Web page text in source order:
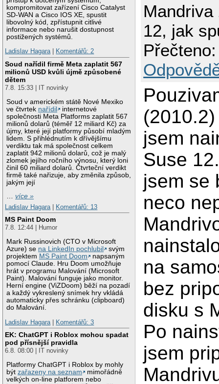
kompromitovat zařízení Cisco Catalyst
SD-WAN a Cisco IOS XE, spustit
libovolný kód, zpřístupnit citlivé
informace nebo narušit dostupnost
postižených systémů.
Ladislav Hagara| Komentářů: 2
Soud nařídil firmě Meta zaplatit 567
milionů USD kvůli újmě způsobené
dětem
7.8. 15:33 | IT novinky
Soud v americkém státě Nové Mexiko
ve čtvrtek nařídil
internetové
společnosti Meta Platforms zaplatit 567
milionů dolarů (téměř 12 miliard Kč) za
újmy, které její platformy působí mladým
lidem. S přihlédnutím k dřívějšímu
verdiktu tak má společnost celkem
zaplatit 942 milionů dolarů, což je malý
zlomek jejího ročního výnosu, který loni
činil 60 miliard dolarů. Čtvrteční verdikt
firmě také nařizuje, aby změnila způsob,
jakým její
…více »
Ladislav Hagara
Komentářů: 13
MS Paint Doom
7.8. 12:44 | Humor
Mark Russinovich (CTO v Microsoft
Azure) se na LinkedIn pochlubil
svým
projektem MS Paint Doom
napsaným
pomocí Claude. Hru Doom umožňuje
hrát v programu Malování (Microsoft
Paint). Malování funguje jako monitor.
Herní engine (ViZDoom) běží na pozadí
a každý vykreslený snímek hry vkládá
automaticky přes schránku (clipboard)
do Malování.
Ladislav Hagara
Komentářů: 3
EK: ChatGPT i Roblox mohou spadat
pod přísnější pravidla
6.8. 08:00 | IT novinky
Platformy ChatGPT i Roblox by mohly
býtzařazeny na seznam
mimořádně
velkých on-line platforem nebo
Mandriva
12, jak
jsem
Suse
jsem se
neco
na
bez
disku s
Po
jsem